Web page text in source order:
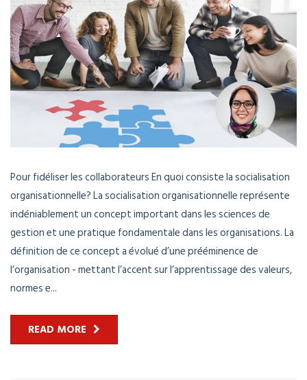
Pour fidéliser les collaborateurs En quoi consiste la socialisation
organisationnelle? La socialisation organisationnelle représente
indéniablement un concept important dans les sciences de
gestion et une pratique fondamentale dans les organisations. La
définition de ce concept a évolué d’une prééminence de
l’organisation - mettant l’accent sur l’apprentissage des valeurs,
normes e...
READ MORE